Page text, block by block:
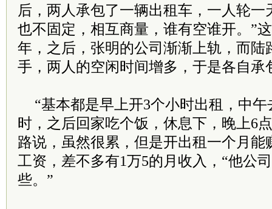
后，两人承包了一辆出租车，一人轮一
也不固定，相互商量，谁有空谁开。”
年，之后，张明的公司渐渐上轨，而陆
手，两人的空闲时间增多，于是各自承
“基本都是早上开3个小时出租，中
时，之后回家吃个饭，休息下，晚上6
路说，虽然很累，但是开出租一个月能
工资，差不多有1万5的月收入，“他公
些。”